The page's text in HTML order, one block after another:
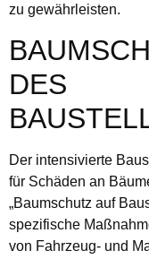
zu gewährleisten.
DES
Der intensivierte
für Schäden an
„Baumschutz auf
spezifische
von Fahrzeug- und